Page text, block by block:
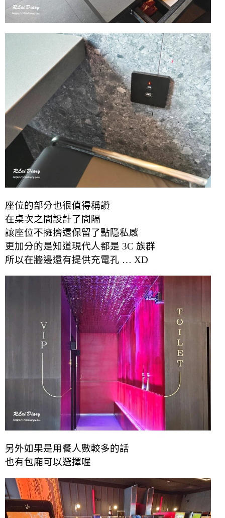
座位的部分也很值得稱讚
在桌次之間設計了間隔
讓座位不擁擠還保留了點隱私感
更加分的是知道現代人都是 3C 族群
所以在牆邊還有提供充電孔 … XD
另外如果是用餐人數較多的話
也有包廂可以選擇喔